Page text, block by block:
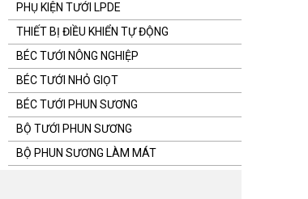
PHỤ KIỆN TƯỚI LPDE
THIẾT BỊ ĐIỀU KHIỂN TỰ ĐỘNG
BÉC TƯỚI NÔNG NGHIỆP
BÉC TƯỚI NHỎ GIỌT
BÉC TƯỚI PHUN SƯƠNG
BỘ TƯỚI PHUN SƯƠNG
BỘ PHUN SƯƠNG LÀM MÁT